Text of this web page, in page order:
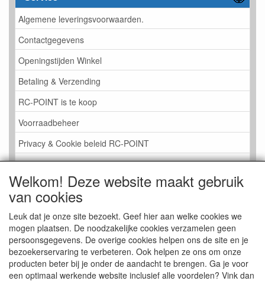
Algemene leveringsvoorwaarden.
Contactgegevens
Openingstijden Winkel
Betaling & Verzending
RC-POINT is te koop
Voorraadbeheer
Privacy & Cookie beleid RC-POINT
LINK PAGINA
Gastenboek RC-POINT
Kijkje in de Winkel
Welkom! Deze website maakt gebruik
van cookies
Leuk dat je onze site bezoekt. Geef hier aan welke cookies we
mogen plaatsen. De noodzakelijke cookies verzamelen geen
persoonsgegevens. De overige cookies helpen ons de site en je
bezoekerservaring te verbeteren. Ook helpen ze ons om onze
producten beter bij je onder de aandacht te brengen. Ga je voor
een optimaal werkende website inclusief alle voordelen? Vink dan